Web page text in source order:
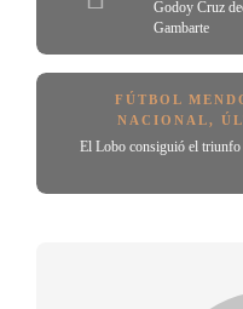
Godoy Cruz
Gambarte
FÚTBOL
NACIONAL,
El Lobo consiguió el